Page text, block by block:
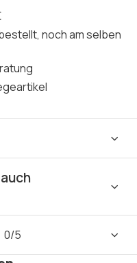
noch am selben
0/5